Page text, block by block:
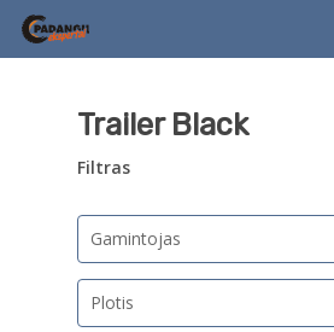
Skip
Trailer Black
Filtras
Gamintojas
Plotis